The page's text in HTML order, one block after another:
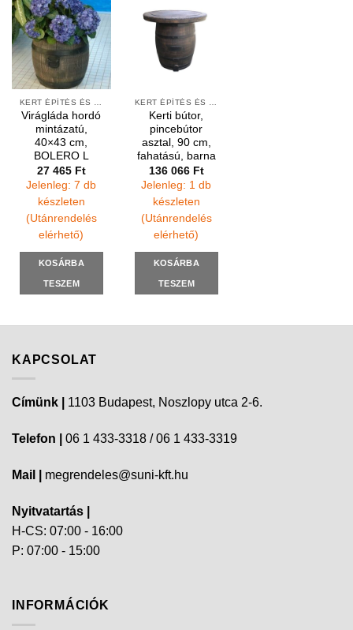
Virágláda hordó
mintázatú,
40×43 cm,
BOLERO L
27 465 Ft
Jelenleg: 7 db
készleten
(Utánrendelés
elérhető)
KOSÁRBA
TESZEM
Kerti bútor,
pincebútor
asztal, 90 cm,
fahatású, barna
136 066 Ft
Jelenleg: 1 db
készleten
(Utánrendelés
elérhető)
KOSÁRBA
TESZEM
KAPCSOLAT
Címünk | 1103 Budapest, Noszlopy utca 2-6.
Telefon | 06 1 433-3318 / 06 1 433-3319
Mail | megrendeles@suni-kft.hu
Nyitvatartás |
H-CS: 07:00 - 16:00
P: 07:00 - 15:00
INFORMÁCIÓK